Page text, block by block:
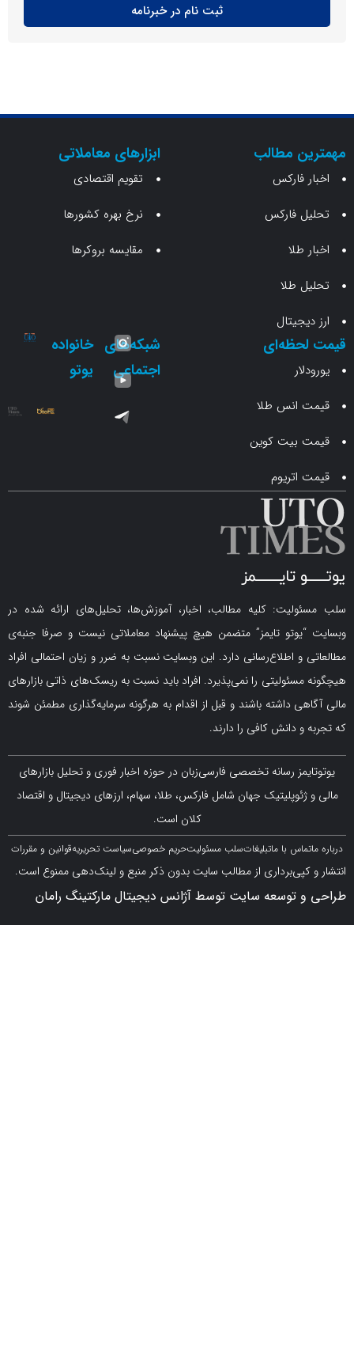
ثبت نام در خبرنامه
مطالب
فارکس
فارکس
ابزارهای معاملاتی
تقویم اقتصادی
نرخ بهره کشورها
مقایسه بروکرها
انس طلا
بیت کوین
شبکه‌های خانواده
یوتو
کلیه مطالب، اخبار، آموزش‌ها، تحلیل‌های ارائه شده در
تایمز” متضمن هیچ پیشنهاد معاملاتی نیست و صرفا جنبه‌ی
اطلاع‌رسانی دارد. این وبسایت نسبت به ضرر و زیان احتمالی افراد
را نمی‌پذیرد. افراد باید نسبت به ریسک‌های ذاتی بازارهای
داشته باشند و قبل از اقدام به هرگونه سرمایه‌گذاری مطمئن شوند
دانش کافی را دارند.
رسانه تخصصی فارسی‌زبان در حوزه اخبار فوری و تحلیل بازارهای
جهان شامل فارکس، طلا، سهام، ارزهای دیجیتال و اقتصاد
با ما تبلیغاتسلب مسئولیتحریم خصوصیسیاست تحریریهقوانین و مقررات
از مطالب سایت بدون ذکر منبع و لینک‌دهی ممنوع است.
سایت توسط آژانس دیجیتال مارکتینگ رامان